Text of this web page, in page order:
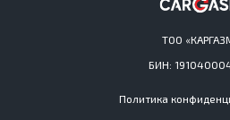
ТОО
БИН:
Политика